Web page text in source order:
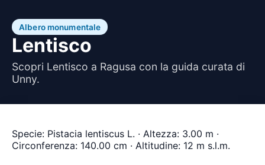
Albero monumentale
Lentisco
Scopri Lentisco a Ragusa con la guida curata di
Unny.
Specie: Pistacia lentiscus L. · Altezza: 3.00 m ·
Circonferenza: 140.00 cm · Altitudine: 12 m s.l.m.